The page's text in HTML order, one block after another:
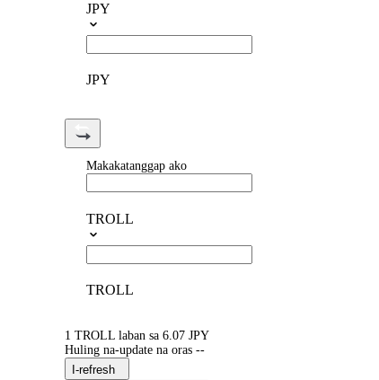
JPY
JPY
Makakatanggap ako
TROLL
TROLL
1 TROLL laban sa 6.07 JPY
Huling na-update na oras --
I-refresh